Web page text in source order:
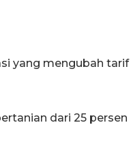
yang mengubah tarif
dari 25 persen